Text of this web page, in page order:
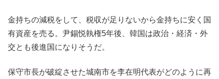
金持ちの減税をして、税収が足りないから金持ちに安く国
有資産を売る。尹錫悦執権5年後、韓国は政治・経済・外
交とも後進国になりそうだ。
保守市長が破綻させた城南市を李在明代表がどのように再